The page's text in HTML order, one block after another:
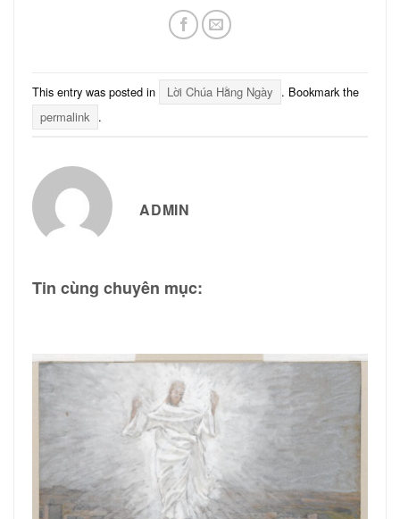
This entry was posted in Lời Chúa Hằng Ngày . Bookmark the
permalink .
ADMIN
Tin cùng chuyên mục: